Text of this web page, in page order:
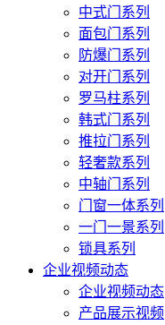
中式门系列
面包门系列
防爆门系列
对开门系列
罗马柱系列
韩式门系列
推拉门系列
轻奢款系列
中轴门系列
门窗一体系列
一门一景系列
锁具系列
企业视频动态
企业视频动态
产品展示视频